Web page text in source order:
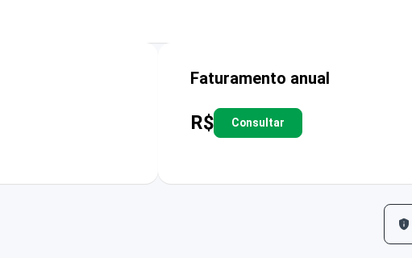
Faturamento anual
R$ Consultar